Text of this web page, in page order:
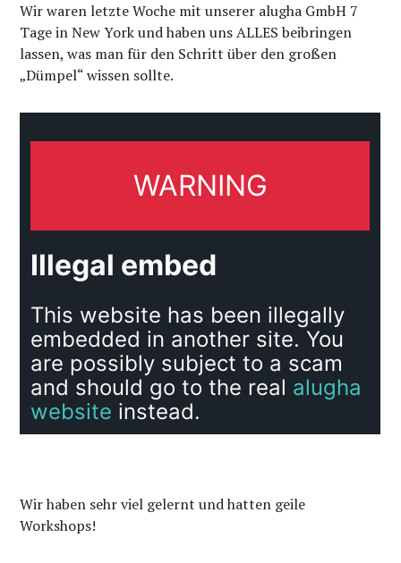
Wir waren letzte Woche mit unserer alugha GmbH 7
Tage in New York und haben uns ALLES beibringen
lassen, was man für den Schritt über den großen
„Dümpel“ wissen sollte.
Wir haben sehr viel gelernt und hatten geile
Workshops!